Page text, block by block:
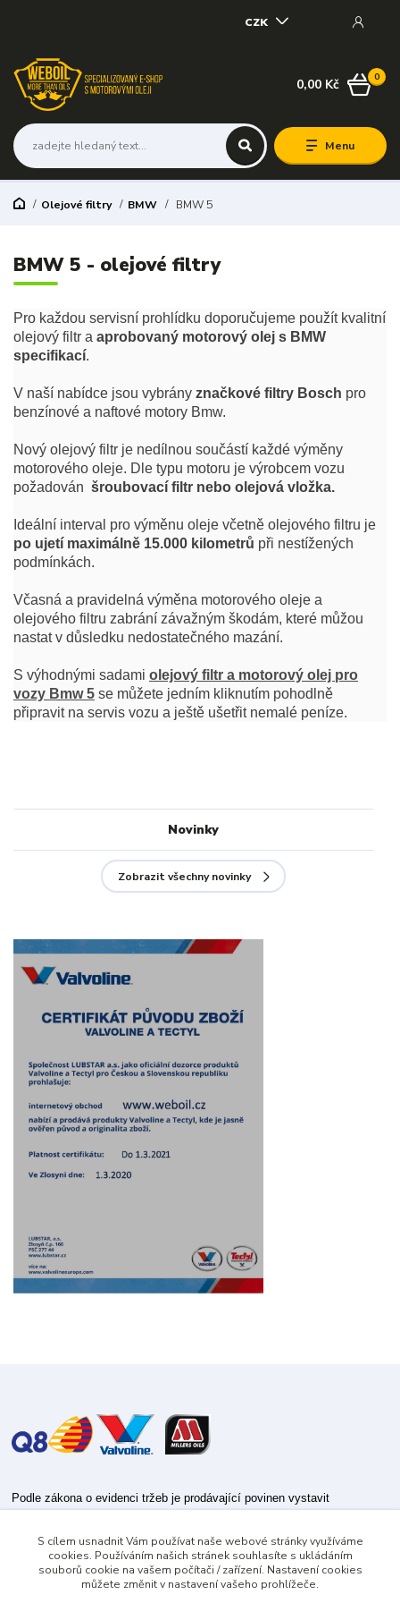
Menu
CZK
0
0,00 Kč
Olejové filtry BMW BMW 5
BMW 5 - olejové filtry
Pro každou servisní prohlídku doporučujeme použít kvalitní
olejový filtr a aprobovaný motorový olej s BMW
specifikací.
V naší nabídce jsou vybrány značkové filtry Bosch pro
benzínové a naftové motory Bmw.
Nový olejový filtr je nedílnou součástí každé výměny
motorového oleje. Dle typu motoru je výrobcem vozu
požadován šroubovací filtr nebo olejová vložka.
Ideální interval pro výměnu oleje včetně olejového filtru je
po ujetí maximálně 15.000 kilometrů při nestížených
podmínkách.
Včasná a pravidelná výměna motorového oleje a
olejového filtru zabrání závažným škodám, které můžou
nastat v důsledku nedostatečného mazání.
S výhodnými sadami olejový filtr a motorový olej pro
vozy Bmw 5 se můžete jedním kliknutím pohodlně
připravit na servis vozu a ještě ušetřit nemalé peníze.
Novinky
Zobrazit všechny novinky
Podle zákona o evidenci tržeb je prodávající povinen vystavit
Zároveň je povinen zaevidovat přijatou tržbu u správce daně online; v
případě technického výpadku pak nejpozději do 48 hodin.
S cílem usnadnit Vám používat naše webové stránky využíváme
cookies. Používáním našich stránek souhlasíte s ukládáním
souborů cookie na vašem počítači / zařízení. Nastavení cookies
můžete změnit v nastavení vašeho prohlížeče.